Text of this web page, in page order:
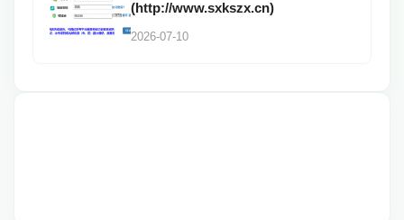
(http://www.sxkszx.cn)
2026-07-10